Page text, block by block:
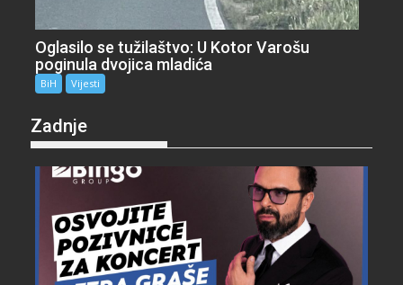
Oglasilo se tužilaštvo: U Kotor Varošu
poginula dvojica mladića
BiH Vijesti
Zadnje